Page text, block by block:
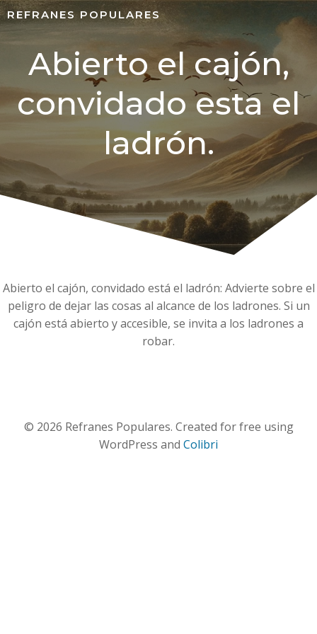
REFRANES POPULARES
Abierto el cajón,
convidado esta el
ladrón.
Abierto el cajón, convidado está el ladrón: Advierte sobre el
peligro de dejar las cosas al alcance de los ladrones. Si un
cajón está abierto y accesible, se invita a los ladrones a
robar.
© 2026 Refranes Populares. Created for free using
WordPress and Colibri